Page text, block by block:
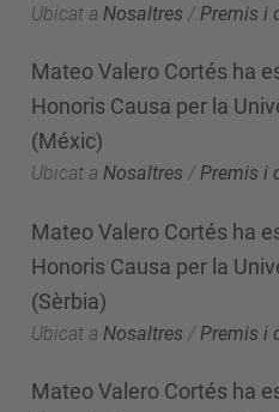
Ubicat a Nosaltres / Premis i
Mateo Valero Cortés ha
Honoris Causa per la
(Méxic)
Ubicat a Nosaltres /Premis i
Mateo Valero Cortés ha
Honoris Causa per la
(Sèrbia)
Ubicat a Nosaltres / Premis i
Mateo Valero Cortés ha